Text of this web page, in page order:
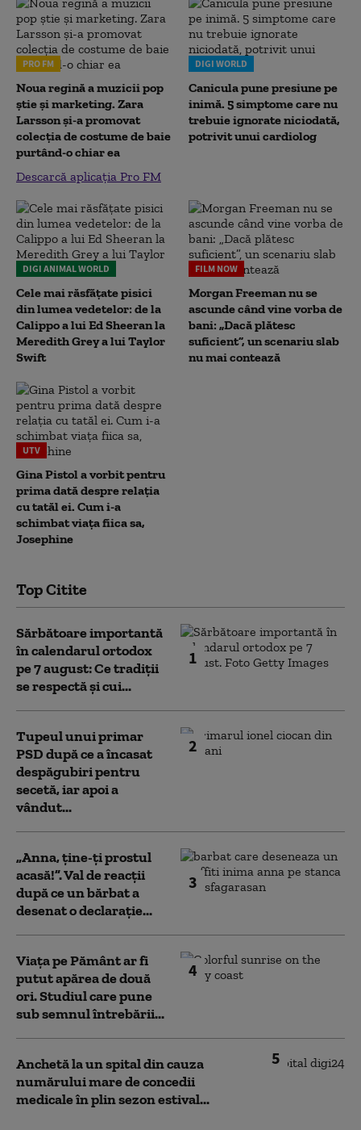
PRO FM
Noua regină a muzicii pop
știe și marketing. Zara
Larsson și-a promovat
colecția de costume de baie
purtând-o chiar ea
Descarcă aplicația Pro FM
DIGI WORLD
Canicula pune presiune pe
inimă. 5 simptome care nu
trebuie ignorate niciodată,
potrivit unui cardiolog
DIGI ANIMAL WORLD
Cele mai răsfățate pisici
din lumea vedetelor: de la
Calippo a lui Ed Sheeran la
Meredith Grey a lui Taylor
Swift
FILM NOW
Morgan Freeman nu se
ascunde când vine vorba de
bani: „Dacă plătesc
suficient”, un scenariu slab
nu mai contează
UTV
Gina Pistol a vorbit pentru
prima dată despre relația
cu tatăl ei. Cum i-a
schimbat viața fiica sa,
Josephine
Top Citite
1
Sărbătoare importantă
în calendarul ortodox
pe 7 august: Ce tradiții
se respectă și cui...
2
Tupeul unui primar
PSD după ce a încasat
despăgubiri pentru
secetă, iar apoi a
vândut...
3
„Anna, ţine-ţi prostul
acasă!”. Val de reacții
după ce un bărbat a
desenat o declarație...
4
Viața pe Pământ ar fi
putut apărea de două
ori. Studiul care pune
sub semnul întrebării...
5
Anchetă la un spital din cauza
numărului mare de concedii
medicale în plin sezon estival...